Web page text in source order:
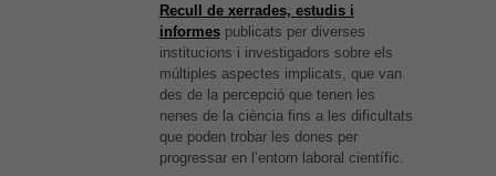
Recull de xerrades, estudis i
informespublicats per diverses
institucions i investigadors sobre els
múltiples aspectes implicats, que van
des de la percepció que tenen les
nenes de la ciència fins a les dificultats
que poden trobar les dones per
progressar en l’entorn laboral científic.